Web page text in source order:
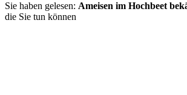
Sie haben gelesen: Ameisen im Hochbeet
die Sie tun können